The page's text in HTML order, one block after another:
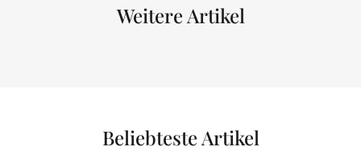
Weitere Artikel
Beliebteste Artikel